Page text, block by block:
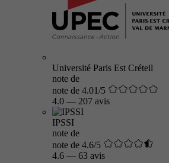
Université Paris Est Créteil
note de
note de 4.01/5
4.0 — 207 avis
IPSSI
note de
note de 4.6/5
4.6 — 63 avis